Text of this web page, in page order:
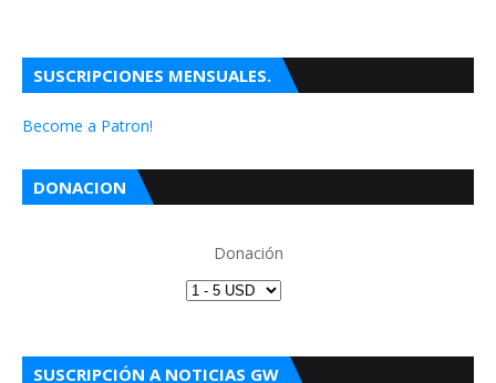
SUSCRIPCIONES MENSUALES.
Become a Patron!
DONACION
Donación
SUSCRIPCIÓN A NOTICIAS GW